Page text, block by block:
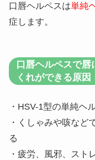
口唇ヘルペスは単純
症します。
口唇ヘルペスで唇
くれができる原因
・HSV-1型の単純ヘ
・くしゃみや咳など
る
・疲労、風邪、スト